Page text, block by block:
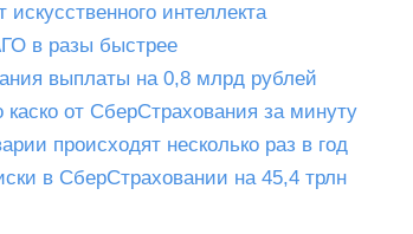
интеллекта
в разы быстрее
выплаты на 0,8 млрд рублей
от СберСтрахования за минуту
происходят несколько раз в год
в СберСтраховании на 45,4 трлн